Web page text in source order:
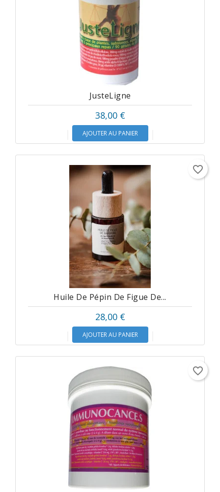
JusteLigne
38,00 €
AJOUTER AU PANIER
Huile De Pépin De Figue De...
28,00 €
AJOUTER AU PANIER
favorite_border
favorite_border